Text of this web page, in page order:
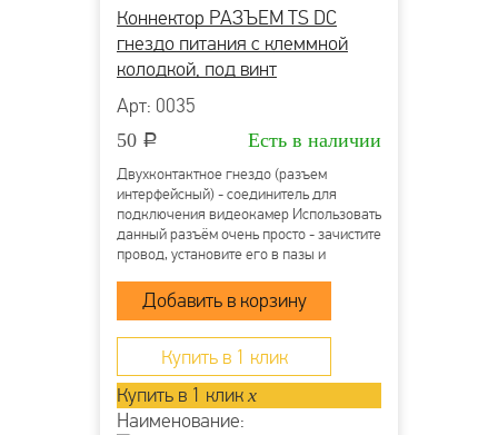
Коннектор РАЗЪЕМ TS DC
гнездо питания с клеммной
колодкой, под винт
Арт: 0035
50 Р Есть в наличии
Двухконтактное гнездо (разъем
интерфейсный) - соединитель для
подключения видеокамер Использовать
данный разъём очень просто - зачистите
провод, установите его в пазы и
надёжно зафиксирует проводник и
обеспечит прекрасный контакт. Монтаж
возможно осуществлять с...
Купить в 1 клик
Купить в 1 клик x
Наименование: